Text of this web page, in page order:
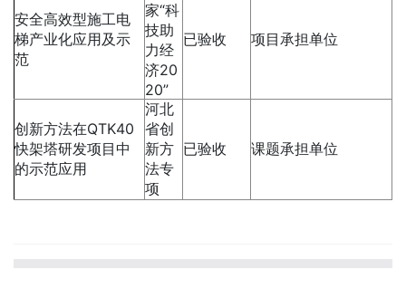
安全高效型施工电
梯产业化应用及示
范
家“科
技助
力经
济20
20”
已验收 项目承担单位
创新方法在QTK40
快架塔研发项目中
的示范应用
河北
省创
新方
法专
项
已验收 课题承担单位